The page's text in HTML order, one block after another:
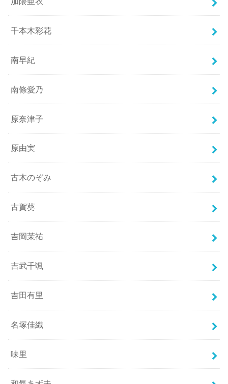
千本木彩花
南早紀
南條愛乃
原奈津子
原由実
古木のぞみ
古賀葵
吉岡茉祐
吉武千颯
吉田有里
名塚佳織
味里